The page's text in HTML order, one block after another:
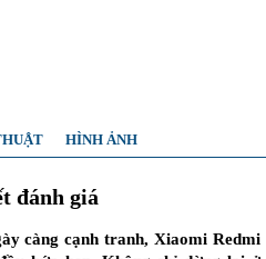
HÌNH ẢNH
đánh giá
càng cạnh tranh, Xiaomi Redmi